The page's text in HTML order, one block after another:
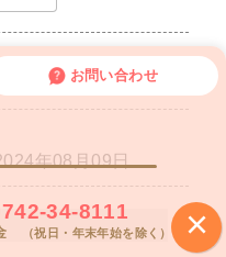
年08月09日
×
お問い合わせ
34-8111
（祝日・年末年始を除く）